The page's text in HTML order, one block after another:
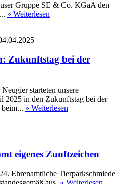
Gruppe SE & Co. KGaA den
» Weiterlesen
Zukunftstag bei der
starteten unsere
2025 in den Zukunftstag bei der
» Weiterlesen
eigenes Zunftzeichen
Ehrenamtliche Tierparkschmiede